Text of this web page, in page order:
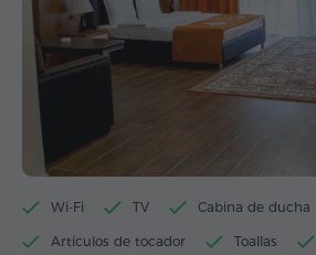
Wi-Fi TV Cabina de ducha
Artículos de tocador Toallas